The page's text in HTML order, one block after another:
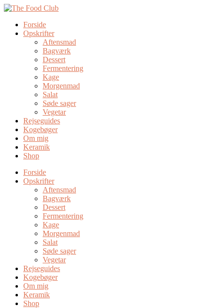
Forside
Opskrifter
Aftensmad
Bagværk
Dessert
Fermentering
Kage
Morgenmad
Salat
Søde sager
Vegetar
Rejseguides
Kogebøger
Om mig
Keramik
Shop
Forside
Opskrifter
Aftensmad
Bagværk
Dessert
Fermentering
Kage
Morgenmad
Salat
Søde sager
Vegetar
Rejseguides
Kogebøger
Om mig
Keramik
Shop